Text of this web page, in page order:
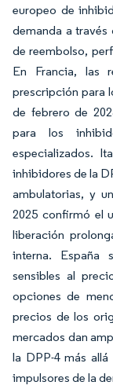
europeo de
demanda a
de reembolso,
En Francia, las
prescripción para
de febrero de
para los
especializados.
inhibidores de la
ambulatorias, y
2025 confirmó el
liberación
interna. España
sensibles al
opciones de
precios de los
mercados dan
la DPP-4 más
impulsores de la